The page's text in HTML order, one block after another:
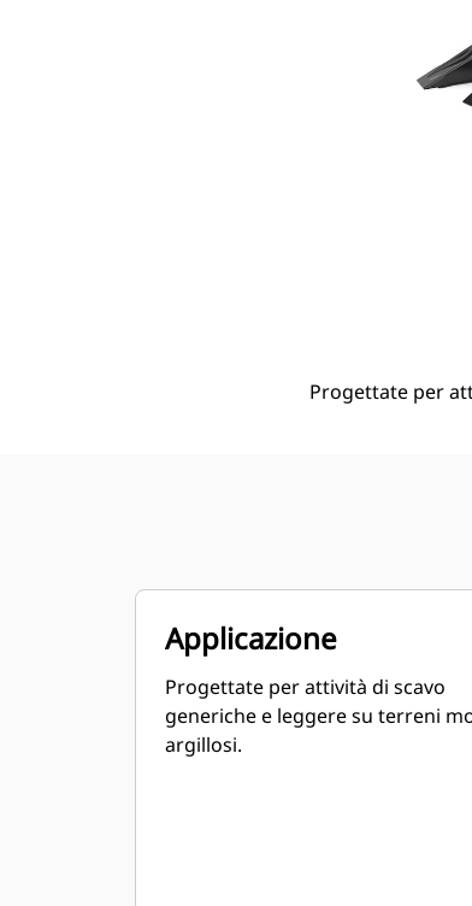
Progettate per
Applicazione
Progettate per attività di scavo
generiche e leggere su terreni
argillosi.